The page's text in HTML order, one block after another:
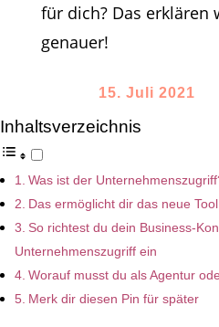
für dich? Das erklären
genauer!
15. Juli 2021
Inhaltsverzeichnis
Was ist der
Das ermöglicht dir das neue Tool
So richtest du dein Business-
Unternehmenszugriff ein
Worauf musst du als Agentur
Merk dir diesen Pin für später